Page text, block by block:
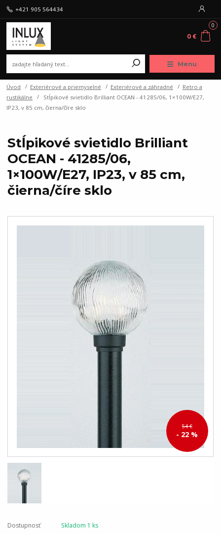
Menu
+421 905 564434
0
0 €
Úvod Exteriérové a priemyselné Exteriérové a záhradné
Retro a
rustikálne
Stĺpikové svietidlo Brilliant OCEAN - 41285/06, 1×100W/E27,
IP23, v 85 cm, čierna/číre sklo
Stĺpikové svietidlo Brilliant
OCEAN - 41285/06,
1×100W/E27, IP23, v 85 cm,
čierna/číre sklo
54 €
- 22 %
Dostupnosť Skladom 1 ks